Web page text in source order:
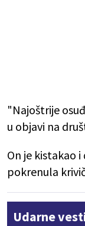
"Najoštrije
u objavi na
On je kistakao i
pokrenula
Udarne